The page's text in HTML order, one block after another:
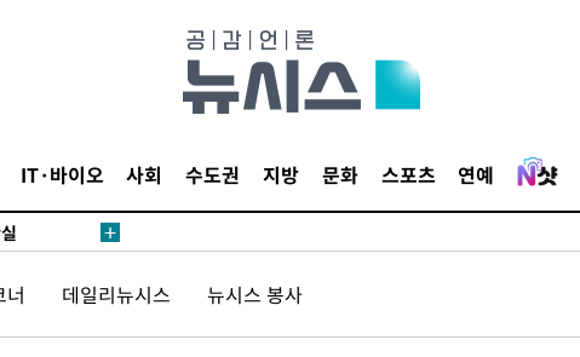
IT·바이오 사회 수도권 지방 문화 스포츠 연예
부 대변인
등 압수수
장
너 데일리뉴시스 뉴시스 봉사